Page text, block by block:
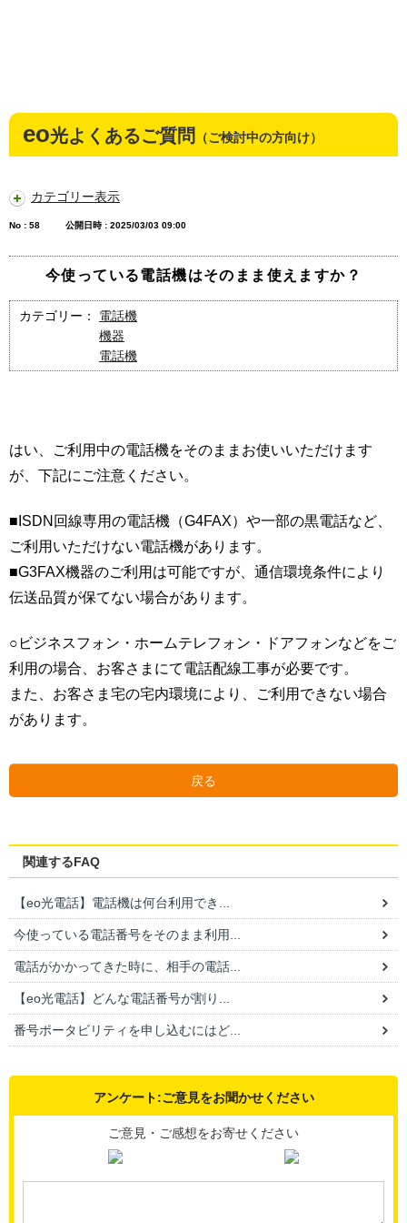
eo光よくあるご質問 （ご検討中の方向け）
カテゴリー表示
No : 58 公開日時 : 2025/03/03 09:00
今使っている電話機はそのまま使えますか？
カテゴリー：
電話機
機器
電話機
はい、ご利用中の電話機をそのままお使いいただけます
が、下記にご注意ください。
■ISDN回線専用の電話機（G4FAX）や一部の黒電話など、
ご利用いただけない電話機があります。
■G3FAX機器のご利用は可能ですが、通信環境条件により
伝送品質が保てない場合があります。
○ビジネスフォン・ホームテレフォン・ドアフォンなどをご
利用の場合、お客さまにて電話配線工事が必要です。
また、お客さま宅の宅内環境により、ご利用できない場合
があります。
戻る
関連するFAQ
【eo光電話】電話機は何台利用でき...
今使っている電話番号をそのまま利用...
電話がかかってきた時に、相手の電話...
【eo光電話】どんな電話番号が割り...
番号ポータビリティを申し込むにはど...
アンケート:ご意見をお聞かせください
ご意見・ご感想をお寄せください